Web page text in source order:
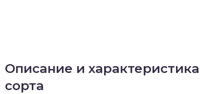
Описание и характеристика
сорта